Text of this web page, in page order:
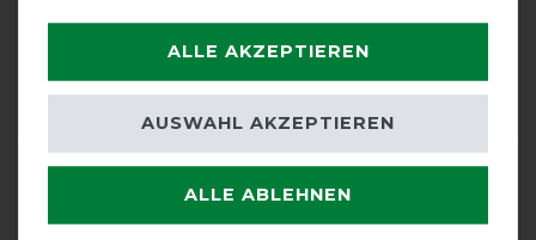
Positive
100%
0%
Negative
0%
LATEST REVIEWS
20.08.2023
ALLE AKZEPTIEREN
ALLE ABLEHNEN
AUSWAHL AKZEPTIEREN